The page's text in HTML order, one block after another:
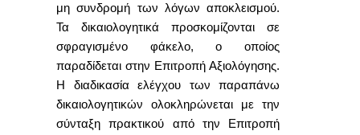
μη συνδρομή των λόγων αποκλεισμού.
Τα δικαιολογητικά προσκομίζονται σε
σφραγισμένο φάκελο, ο οποίος
παραδίδεται στην Επιτροπή Αξιολόγησης.
Η διαδικασία ελέγχου των παραπάνω
δικαιολογητικών ολοκληρώνεται με την
σύνταξη πρακτικού από την Επιτροπή